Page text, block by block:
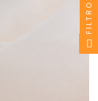
FILTRO